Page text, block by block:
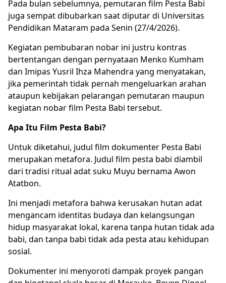
Pada bulan sebelumnya, pemutaran film Pesta Babi
juga sempat dibubarkan saat diputar di Universitas
Pendidikan Mataram pada Senin (27/4/2026).
Kegiatan pembubaran nobar ini justru kontras
bertentangan dengan pernyataan Menko Kumham
dan Imipas Yusril Ihza Mahendra yang menyatakan,
jika pemerintah tidak pernah mengeluarkan arahan
ataupun kebijakan pelarangan pemutaran maupun
kegiatan nobar film Pesta Babi tersebut.
Apa Itu Film Pesta Babi?
Untuk diketahui, judul film dokumenter Pesta Babi
merupakan metafora. Judul film pesta babi diambil
dari tradisi ritual adat suku Muyu bernama Awon
Atatbon.
Ini menjadi metafora bahwa kerusakan hutan adat
mengancam identitas budaya dan kelangsungan
hidup masyarakat lokal, karena tanpa hutan tidak ada
babi, dan tanpa babi tidak ada pesta atau kehidupan
sosial.
Dokumenter ini menyoroti dampak proyek pangan